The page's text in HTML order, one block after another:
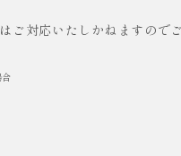
ご対応いたしかねますので
合